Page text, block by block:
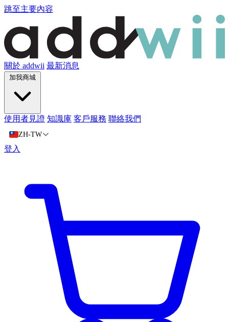
跳至主要內容
關於 addwii 最新消息
加我商城
使用者見證 知識庫 客戶服務 聯絡我們
ZH-TW
登入